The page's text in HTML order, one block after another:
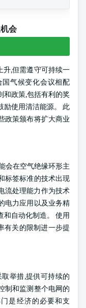
会
升,但需遵守可持续一
国气候变化会议相配
和政策,包括有利的奖
励使用清洁能源。 此
政策颁布将扩大商业
会在空气绝缘环形主
标签标准的技术出现
流处理能力作为技术
电力应用以及业务精
和自动化制造。 使用
有关的限制进一步提
举措,提供可持续的
制和监测整个电网的
是经济的必要和支